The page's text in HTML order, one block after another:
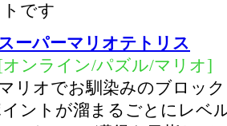
です
ーパーマリオテトリス
オンライン/パズル/マリオ]
リオでお馴染みのブロッ
ントが溜まるごとにレベ